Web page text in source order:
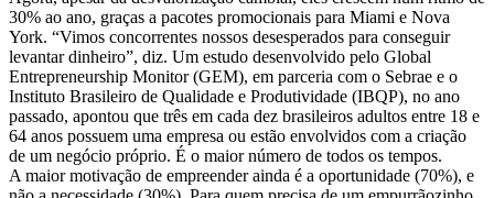
30% ao ano, graças a pacotes promocionais para Miami e Nova
York. “Vimos concorrentes nossos desesperados para conseguir
levantar dinheiro”, diz. Um estudo desenvolvido pelo Global
Entrepreneurship Monitor (GEM), em parceria com o Sebrae e o
Instituto Brasileiro de Qualidade e Produtividade (IBQP), no ano
passado, apontou que três em cada dez brasileiros adultos entre 18 e
64 anos possuem uma empresa ou estão envolvidos com a criação
de um negócio próprio. É o maior número de todos os tempos.
A maior motivação de empreender ainda é a oportunidade (70%), e